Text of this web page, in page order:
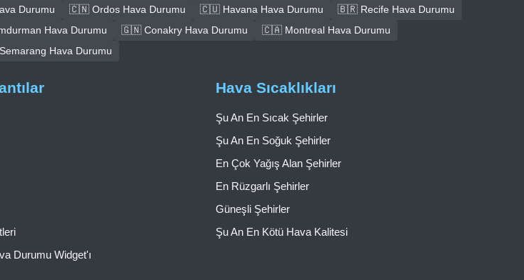
Durumu 🇨🇳 Ordos Hava Durumu 🇨🇺 Havana Hava Durumu
🇧🇷 Recife Hava Durumu
Hava Durumu 🇬🇳 Conakry Hava Durumu
🇨🇦 Montreal Hava Durumu
Hava Durumu
Durumu Widget'ı
Hava Sıcaklıkları
Şu An En Sıcak Şehirler
Şu An En Soğuk Şehirler
En Çok Yağış Alan Şehirler
En Rüzgarlı Şehirler
Güneşli Şehirler
Şu An En Kötü Hava Kalitesi